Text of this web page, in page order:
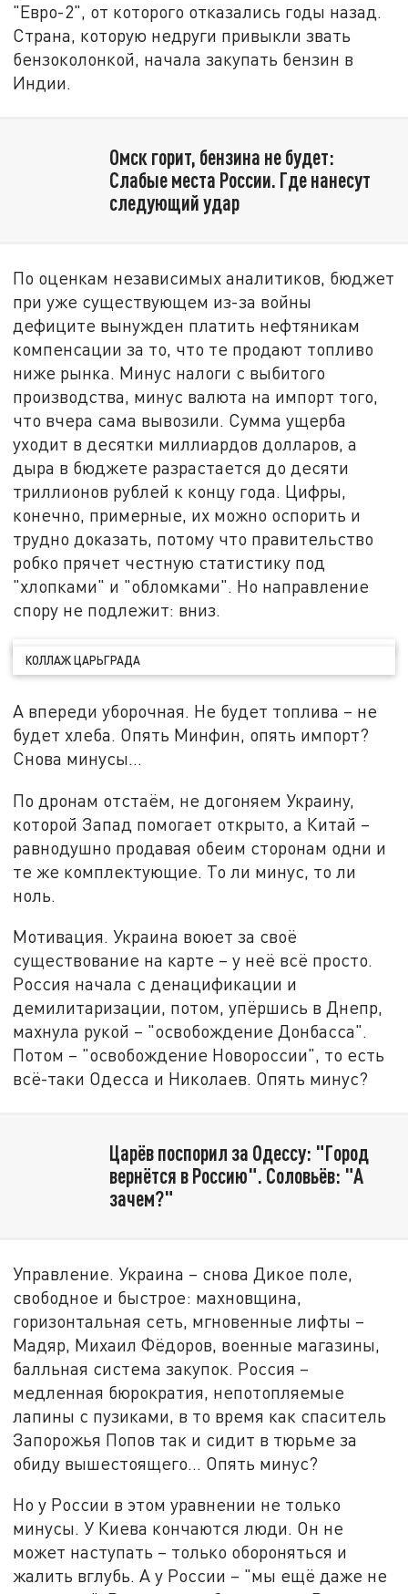
"Евро-2", от которого отказались годы назад.
Страна, которую недруги привыкли звать
бензоколонкой, начала закупать бензин в
Индии.
Омск горит, бензина не будет:
Слабые места России. Где нанесут
следующий удар
По оценкам независимых аналитиков, бюджет
при уже существующем из-за войны
дефиците вынужден платить нефтяникам
компенсации за то, что те продают топливо
ниже рынка. Минус налоги с выбитого
производства, минус валюта на импорт того,
что вчера сама вывозили. Сумма ущерба
уходит в десятки миллиардов долларов, а
дыра в бюджете разрастается до десяти
триллионов рублей к концу года. Цифры,
конечно, примерные, их можно оспорить и
трудно доказать, потому что правительство
робко прячет честную статистику под
"хлопками" и "обломками". Но направление
спору не подлежит: вниз.
КОЛЛАЖ ЦАРЬГРАДА
А впереди уборочная. Не будет топлива – не
будет хлеба. Опять Минфин, опять импорт?
Снова минусы…
По дронам отстаём, не догоняем Украину,
которой Запад помогает открыто, а Китай –
равнодушно продавая обеим сторонам одни и
те же комплектующие. То ли минус, то ли
ноль.
Мотивация. Украина воюет за своё
существование на карте – у неё всё просто.
Россия начала с денацификации и
демилитаризации, потом, упёршись в Днепр,
махнула рукой – "освобождение Донбасса".
Потом – "освобождение Новороссии", то есть
всё-таки Одесса и Николаев. Опять минус?
Царёв поспорил за Одессу: "Город
вернётся в Россию". Соловьёв: "А
зачем?"
Управление. Украина – снова Дикое поле,
свободное и быстрое: махновщина,
горизонтальная сеть, мгновенные лифты –
Мадяр, Михаил Фёдоров, военные магазины,
балльная система закупок. Россия –
медленная бюрократия, непотопляемые
лапины с пузиками, в то время как спаситель
Запорожья Попов так и сидит в тюрьме за
обиду вышестоящего… Опять минус?
Но у России в этом уравнении не только
минусы. У Киева кончаются люди. Он не
может наступать – только обороняться и
жалить вглубь. А у России – "мы ещё даже не